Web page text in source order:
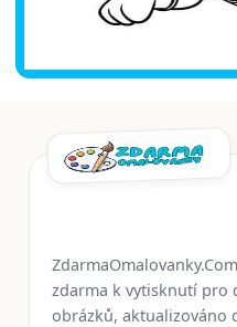
zdarma k vytisknutí pro
obrázků, aktualizováno